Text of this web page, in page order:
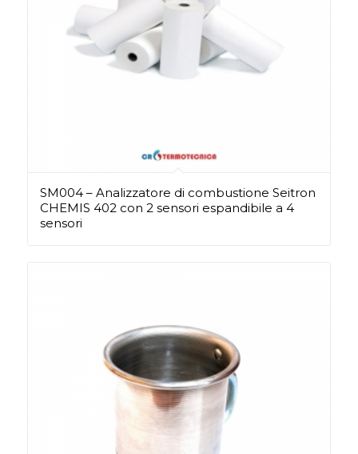
SM004 – Analizzatore di combustione Seitron
CHEMIS 402 con 2 sensori espandibile a 4
sensori